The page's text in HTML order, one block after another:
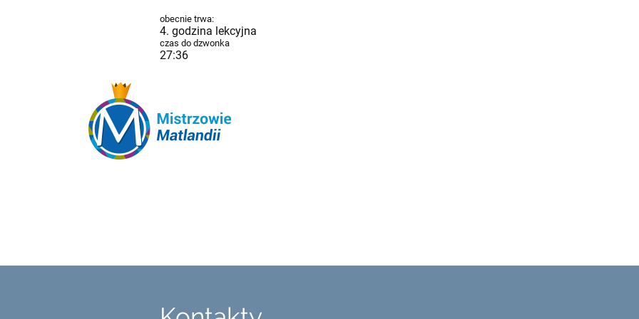
obecnie trwa:
4. godzina lekcyjna
czas do dzwonka
27:35